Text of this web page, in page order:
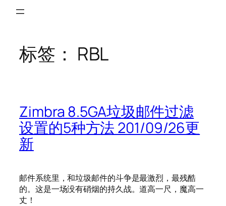
标签： RBL
Zimbra 8.5GA垃圾邮件过滤
设置的5种方法 201/09/26更
新
邮件系统里，和垃圾邮件的斗争是最激烈，最残酷
的。这是一场没有硝烟的持久战。道高一尺，魔高一
丈！